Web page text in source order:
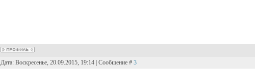
Дата: Воскресенье, 20.09.2015, 19:14 | Сообщение # 3